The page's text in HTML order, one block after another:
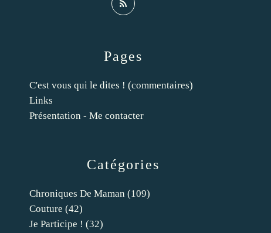
Catégories
Chroniques De Maman (109)
Couture (42)
Je Participe ! (32)
Pages
C'est vous qui le dites ! (commentaires)
Links
Présentation - Me contacter